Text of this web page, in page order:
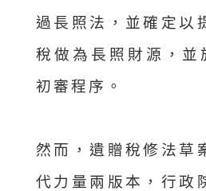
過長照法，並確定以
稅做為長照財源，並
初審程序。
然而，遺贈稅修法草
代力量兩版本，行政